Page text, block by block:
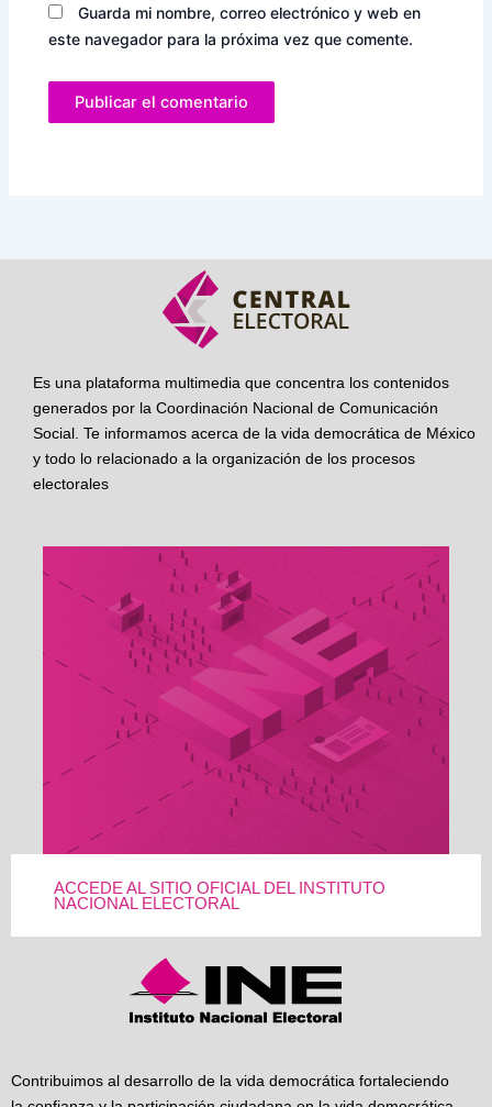
Guarda mi nombre, correo electrónico y web en
este navegador para la próxima vez que comente.
Es una plataforma multimedia que concentra los contenidos
generados por la Coordinación Nacional de Comunicación
Social. Te informamos acerca de la vida democrática de México
y todo lo relacionado a la organización de los procesos
electorales
ACCEDE AL SITIO OFICIAL DEL INSTITUTO
NACIONAL ELECTORAL
Contribuimos al desarrollo de la vida democrática fortaleciendo